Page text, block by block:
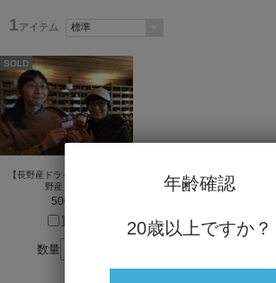
1アイテム
SOLD
【長野産ドライトマト】 長
野産 20g
500円
買う
数量
年齢確認
20歳以上ですか？